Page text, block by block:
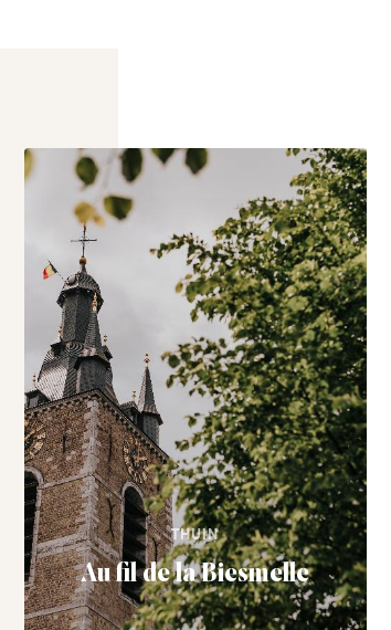
THUIN
Au fil de la Biesmelle